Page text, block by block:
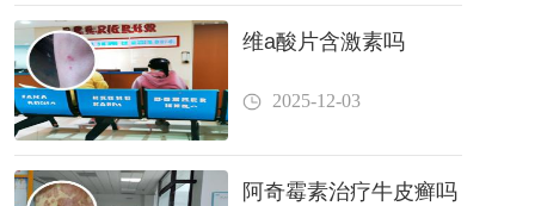
维a酸片含激素吗
2025-12-03
阿奇霉素治疗牛皮癣吗